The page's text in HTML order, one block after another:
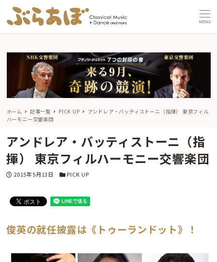
MENU
ホーム 記事一覧 PICK UP
アンドレア・バッティストーニ（指揮） 東京フィル
ハーモニー交響楽団
アンドレア・バッティストーニ（指
揮） 東京フィルハーモニー交響楽団
投稿日
2015年5月13日 カテゴリー
PICK UP
俊英の就任披露は《トゥーランドット》！